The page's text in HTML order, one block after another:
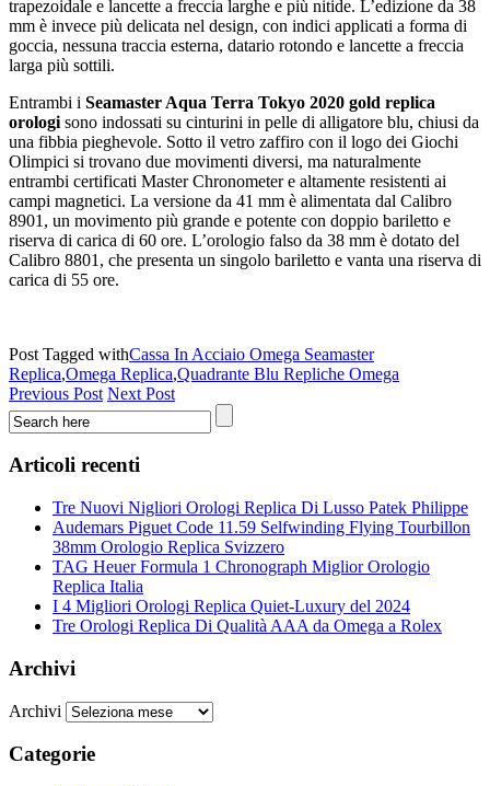
trapezoidale e lancette a freccia larghe e più nitide. L’edizione da 38
mm è invece più delicata nel design, con indici applicati a forma di
goccia, nessuna traccia esterna, datario rotondo e lancette a freccia
larga più sottili.
Entrambi i Seamaster Aqua Terra Tokyo 2020 gold replica
orologi sono indossati su cinturini in pelle di alligatore blu, chiusi da
una fibbia pieghevole. Sotto il vetro zaffiro con il logo dei Giochi
Olimpici si trovano due movimenti diversi, ma naturalmente
entrambi certificati Master Chronometer e altamente resistenti ai
campi magnetici. La versione da 41 mm è alimentata dal Calibro
8901, un movimento più grande e potente con doppio bariletto e
riserva di carica di 60 ore. L’orologio falso da 38 mm è dotato del
Calibro 8801, che presenta un singolo bariletto e vanta una riserva di
carica di 55 ore.
Post Tagged withCassa In Acciaio Omega Seamaster
Replica,Omega Replica,Quadrante Blu Repliche Omega
Previous Post Next Post
Articoli recenti
Tre Nuovi Nigliori Orologi Replica Di Lusso Patek Philippe
Audemars Piguet Code 11.59 Selfwinding Flying Tourbillon
38mm Orologio Replica Svizzero
TAG Heuer Formula 1 Chronograph Miglior Orologio
Replica Italia
I 4 Migliori Orologi Replica Quiet-Luxury del 2024
Tre Orologi Replica Di Qualità AAA da Omega a Rolex
Archivi
Archivi
Categorie